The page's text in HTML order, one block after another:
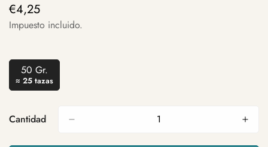
Precio
regular
€4,25
Impuesto incluido.
50 Gr.
≈ 25 tazas
Variante
Agotada
No
Disponible
Cantidad